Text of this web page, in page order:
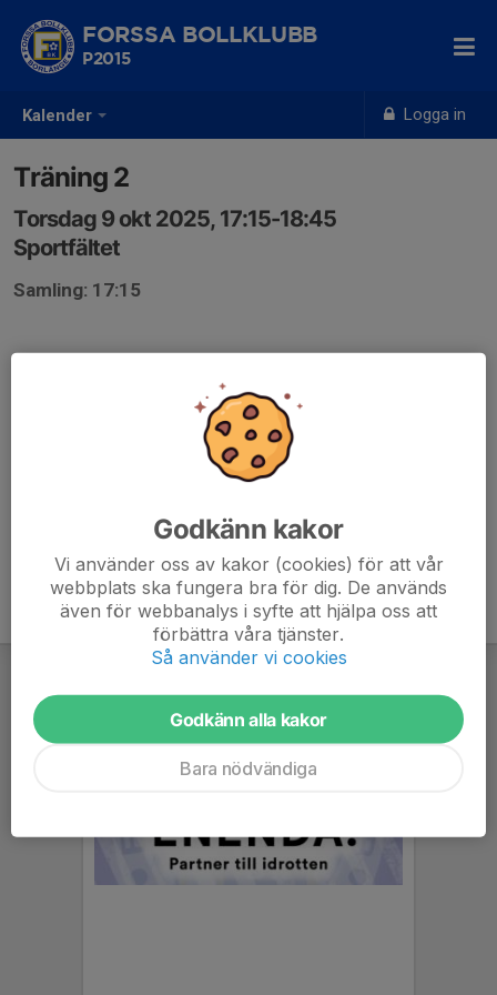
Kalender Logga in
FORSSA BOLLKLUBB
P2015
Träning 2
Torsdag 9 okt 2025, 17:15-18:45
Sportfältet
Samling: 17:15
Godkänn kakor
Vi använder oss av kakor (cookies) för att vår
webbplats ska fungera bra för dig. De används
även för webbanalys i syfte att hjälpa oss att
förbättra våra tjänster.
Så använder vi cookies
Godkänn alla kakor
Bara nödvändiga